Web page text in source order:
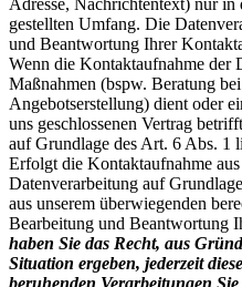
Adresse, Nachrichtentext) nur
gestellten Umfang. Die
und Beantwortung Ihrer
Wenn die Kontaktaufnahme der
Maßnahmen (bspw. Beratung
Angebotserstellung) dient oder
uns geschlossenen Vertrag
auf Grundlage des Art. 6 Abs. 1
Erfolgt die Kontaktaufnahme
Datenverarbeitung auf
aus unserem überwiegenden
Bearbeitung und Beantwortung
haben Sie das Recht, aus
Situation ergeben, jederzeit